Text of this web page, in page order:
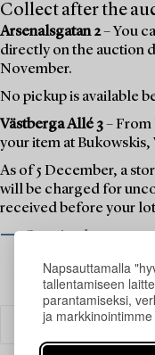
Napsauttamalla
tallentamiseen
parantamiseksi,
ja
Collect after the
Arsenalsgatan 2– You
directly on the auction
November.
No pickup is available
Västberga Allé 3– From
your item at Bukowskis,
As of 5 December, a
will be charged for
received before your
⟶ Opening hours